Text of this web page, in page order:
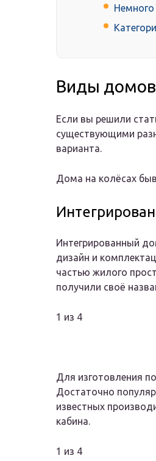
Немного
Виды домов
Если вы решили
существующими
варианта.
Дома на колёсах
Интегрированный
дизайн и
частью жилого
получили своё
1 из 4
Для изготовления
Достаточно
известных
кабина.
1 из 4